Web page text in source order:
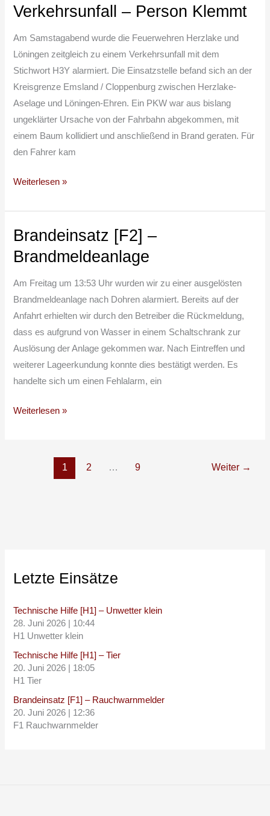
Letzte Einsätze
Technische Hilfe [H1] – Unwetter klein
28. Juni 2026
10:44
H1 Unwetter klein
Technische Hilfe [H1] – Tier
20. Juni 2026
18:05
H1 Tier
Brandeinsatz [F1] – Rauchwarnmelder
20. Juni 2026
12:36
F1 Rauchwarnmelder
Verkehrsunfall – Person Klemmt
Am Samstagabend wurde die Feuerwehren Herzlake und
Löningen zeitgleich zu einem Verkehrsunfall mit dem
Stichwort H3Y alarmiert. Die Einsatzstelle befand sich an der
Kreisgrenze Emsland / Cloppenburg zwischen Herzlake-
Aselage und Löningen-Ehren. Ein PKW war aus bislang
ungeklärter Ursache von der Fahrbahn abgekommen, mit
einem Baum kollidiert und anschließend in Brand geraten. Für
den Fahrer kam
[H3Y]
Verkehrsunfall
–
Person
Klemmt
Weiterlesen »
Brandeinsatz [F2] –
Brandmeldeanlage
Am Freitag um 13:53 Uhr wurden wir zu einer ausgelösten
Brandmeldeanlage nach Dohren alarmiert. Bereits auf der
Anfahrt erhielten wir durch den Betreiber die Rückmeldung,
dass es aufgrund von Wasser in einem Schaltschrank zur
Auslösung der Anlage gekommen war. Nach Eintreffen und
weiterer Lageerkundung konnte dies bestätigt werden. Es
handelte sich um einen Fehlalarm, ein
Brandeinsatz
–
Brandmeldeanlage
Weiterlesen »
1 2 … 9 Weiter →